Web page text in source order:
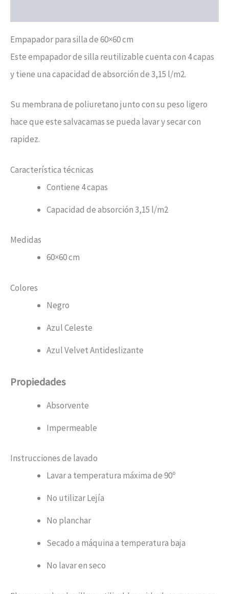
Empapador para silla de 60×60 cm
Este empapador de silla reutilizable cuenta con 4 capas
y tiene una capacidad de absorción de 3,15 l/m2.
Su membrana de poliuretano junto con su peso ligero
hace que este salvacamas se pueda lavar y secar con
rapidez.
Característica técnicas
Contiene 4 capas
Capacidad de absorción 3,15 l/m2
Medidas
60×60 cm
Colores
Negro
Azul Celeste
Azul Velvet Antideslizante
Propiedades
Absorvente
Impermeable
Instrucciones de lavado
Lavar a temperatura máxima de 90º
No utilizar Lejía
No planchar
Secado a máquina a temperatura baja
No lavar en seco